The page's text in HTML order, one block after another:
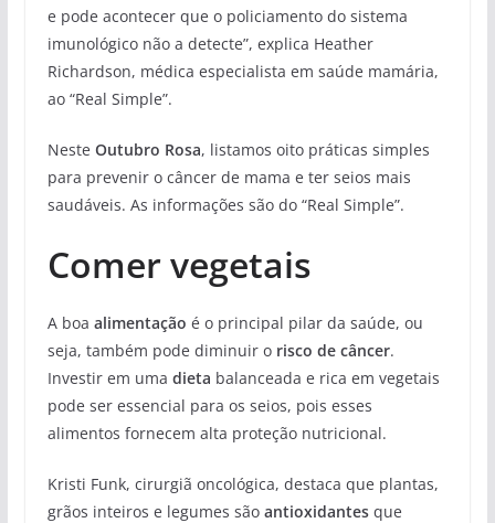
e pode acontecer que o policiamento do sistema
imunológico não a detecte”, explica Heather
Richardson, médica especialista em saúde mamária,
ao “Real Simple”.
Neste Outubro Rosa, listamos oito práticas simples
para prevenir o câncer de mama e ter seios mais
saudáveis. As informações são do “Real Simple”.
Comer vegetais
A boa alimentação é o principal pilar da saúde, ou
seja, também pode diminuir o risco de câncer.
Investir em uma dieta balanceada e rica em vegetais
pode ser essencial para os seios, pois esses
alimentos fornecem alta proteção nutricional.
Kristi Funk, cirurgiã oncológica, destaca que plantas,
grãos inteiros e legumes são antioxidantesque